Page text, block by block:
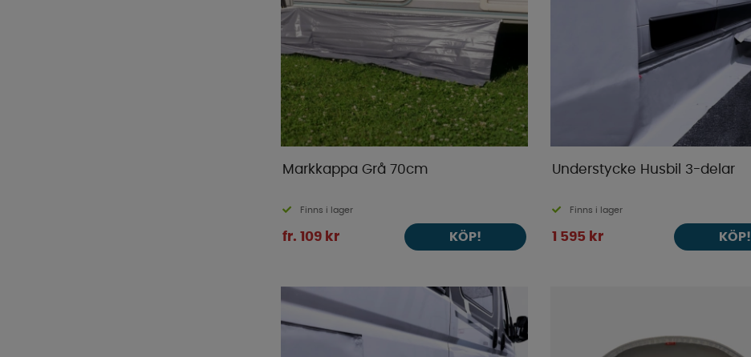
Markkappa Grå 70cm
Finns i lager
fr. 109 kr KÖP!
Understycke Husbil 3-delar
Finns i lager
1 595 kr KÖP!